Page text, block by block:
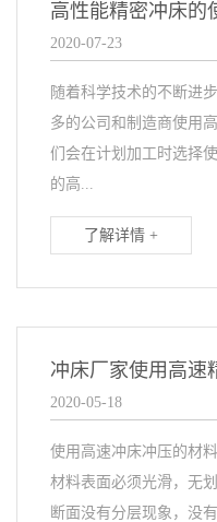
高性能精密冲床的
2020-07-23
随着科学技术的不断进
多的公司和制造商使用
们会在计划加工时选择
的高...
了解详情 +
2020-05-18
使用高速冲床冲压的材
材料表面必须光滑，无
断面没有分层现象，没